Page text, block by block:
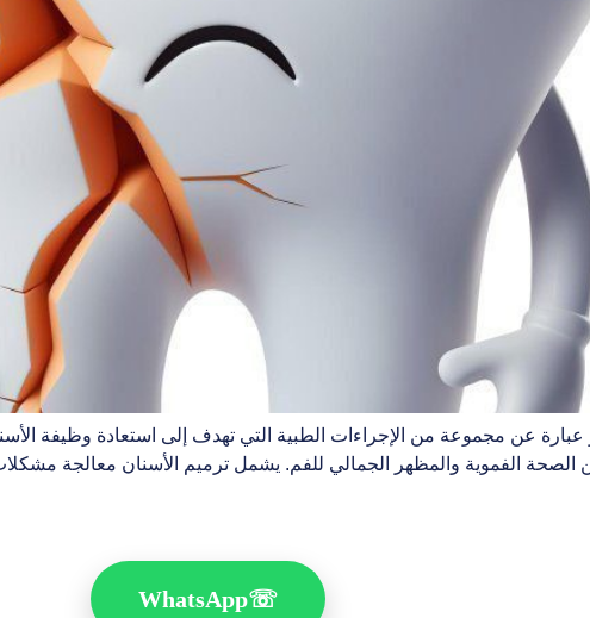
عن مجموعة من الإجراءات الطبية التي تهدف إلى استعادة وظيفة
الصحة الفموية والمظهر الجمالي للفم. يشمل ترميم الأسنان معالجة
☏
WhatsApp